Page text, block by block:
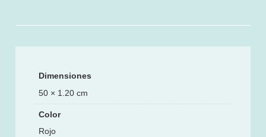
Dimensiones
50 × 1.20 cm
Color
Rojo